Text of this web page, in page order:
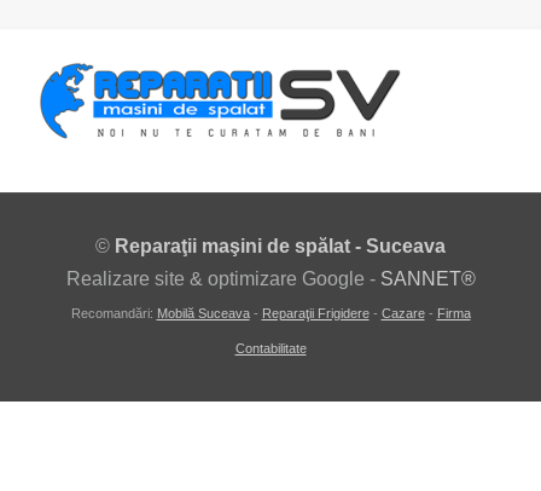
© Reparaţii maşini de spălat - Suceava
Realizare site & optimizare Google - SANNET®
Recomandări: Mobilă Suceava- Reparaţii Frigidere- Cazare- Firma
Contabilitate